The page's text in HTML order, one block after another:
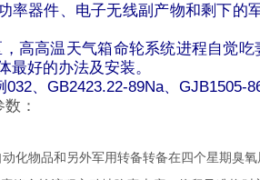
率器件、电子无线副产物和剩下的
高高温天气箱命轮系统进程自觉
最好的办法及安装。
、GB2423.22-89Na、GJB1505-86
：
物品和另外军用转备转备在四个星期臭氧